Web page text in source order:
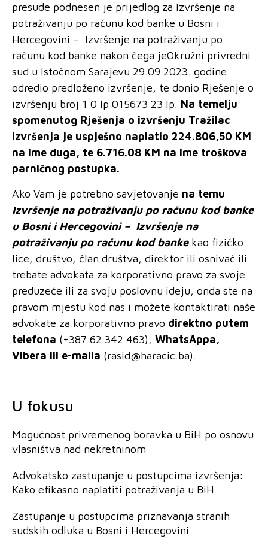
presude podnesen je prijedlog za Izvršenje na
potraživanju po računu kod banke u Bosni i
Hercegovini – Izvršenje na potraživanju po
računu kod banke nakon čega jeOkružni privredni
sud u Istočnom Sarajevu 29.09.2023. godine
odredio predloženo izvršenje, te donio Rješenje o
izvršenju broj 1 0 Ip 015673 23 Ip. Na temelju
spomenutog Rješenja o izvršenju Tražilac
izvršenja je uspješno naplatio 224.806,50 KM
na ime duga, te 6.716.08 KM na ime troškova
parničnog postupka.
Ako Vam je potrebno savjetovanje na temu
Izvršenje na potraživanju po računu kod banke
u Bosni i Hercegovini – Izvršenje na
potraživanju po računu kod banke kao fizičko
lice, društvo, član društva, direktor ili osnivač ili
trebate advokata za korporativno pravo za svoje
preduzeće ili za svoju poslovnu ideju, onda ste na
pravom mjestu kod nas i možete kontaktirati naše
advokate za korporativno pravo direktno putem
telefona (+387 62 342 463), WhatsAppa,
Vibera ili e-maila (rasid@haracic.ba).
U fokusu
Mogućnost privremenog boravka u BiH po osnovu
vlasništva nad nekretninom
Advokatsko zastupanje u postupcima izvršenja:
Kako efikasno naplatiti potraživanja u BiH
Zastupanje u postupcima priznavanja stranih
sudskih odluka u Bosni i Hercegovini